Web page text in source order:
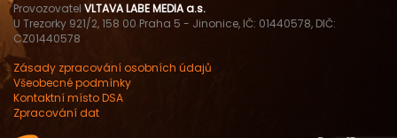
Provozovatel VLTAVA LABE MEDIA a.s.
U Trezorky 921/2, 158 00 Praha 5 - Jinonice, IČ: 01440578, DIČ:
CZ01440578
Zásady zpracování osobních údajů
Všeobecné podmínky
Kontaktní místo DSA
Zpracování dat